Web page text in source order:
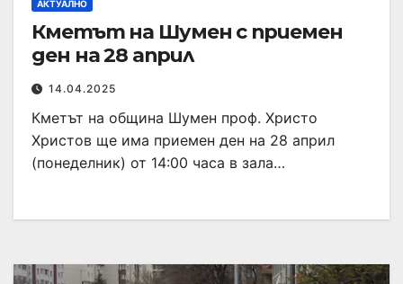
АКТУАЛНО
Кметът на Шумен с приемен
ден на 28 април
14.04.2025
Кметът на община Шумен проф. Христо
Христов ще има приемен ден на 28 април
(понеделник) от 14:00 часа в зала…